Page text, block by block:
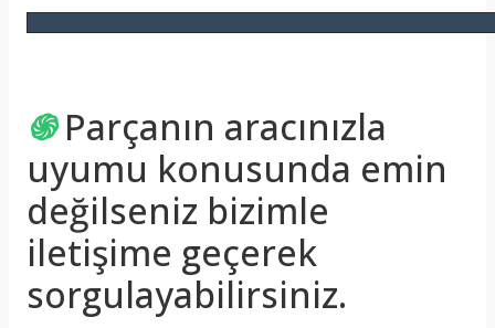
֍ Parçanın aracınızla
uyumu konusunda emin
değilseniz bizimle
iletişime geçerek
sorgulayabilirsiniz.